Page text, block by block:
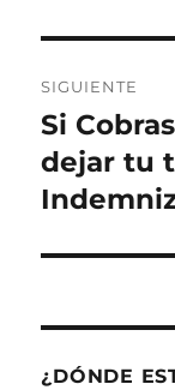
SIGUIENTE
Entrada
siguiente:
Si
dejar tu
¿DÓNDE